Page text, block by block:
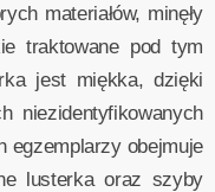
materiałów, minęły
traktowane pod tym
jest miękka, dzięki
niezidentyfikowanych
egzemplarzy obejmuje
lusterka oraz szyby